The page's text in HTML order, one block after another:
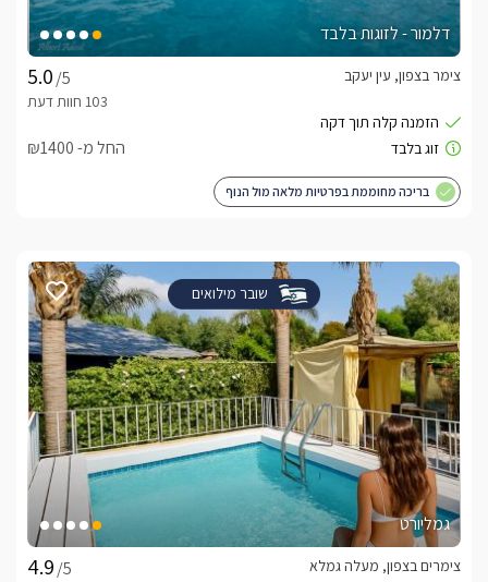
דלמור - לזוגות בלבד
/5
צימר בצפון, עין יעקב
החל מ- ₪1400
בריכה מחוממת בפרטיות מלאה מול הנוף
שובר מילואים
גמליורט
/5
צימרים בצפון, מעלה גמלא